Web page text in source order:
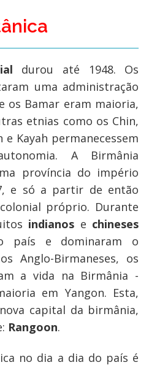
durou até 1948. Os
uma administração
os Bamar eram maioria,
etnias como os Chin,
e Kayah permanecessem
A Birmânia
província do império
e só a partir de então
próprio. Durante
indianos e chineses
país e dominaram o
Anglo-Birmaneses, os
a vida na Birmânia -
em Yangon. Esta,
capital da birmânia,
Rangoon.
no dia a dia do país é